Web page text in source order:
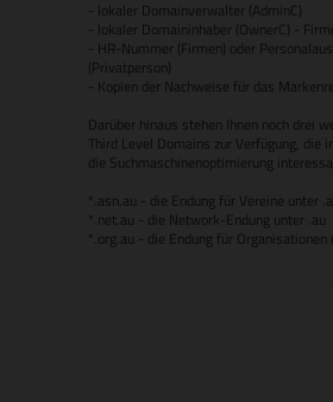
- lokaler Domainverwalter (AdminC)
- lokaler Domaininhaber (OwnerC) -
- HR-Nummer (Firmen) oder
(Privatperson)
- Kopien der Nachweise für das
Darüber hinaus stehen Ihnen noch drei
Third Level Domains zur Verfügung, die
die Suchmaschinenoptimierung
*.asn.au - die Endung für Vereine unter
*.net.au - die Network-Endung unter .au
*.org.au - die Endung für Organisationen